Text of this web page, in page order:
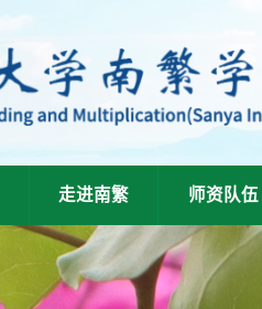
走进南繁 师资队伍